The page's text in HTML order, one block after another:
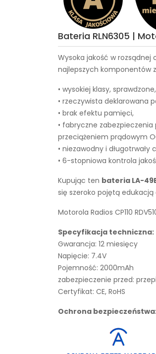
Bateria RLN6305 |
Wysoka jakość w
najlepszych komponentów
• wysokiej klasy,
• rzeczywista deklarowana
• brak efektu pamięci,
• fabryczne zabezpieczenia
przeciążeniem prądowym
• niezawodny i
• 6-stopniowa kontrola
Kupując ten bateria LA-
się szeroko pojętą
Motorola Radios CP110
Specyfikacja techniczna:
Gwarancja: 12 miesięcy
Napięcie: 7.4V
Pojemność: 2000mAh
zabezpieczenie przed:
Certyfikat: CE, RoHS
Ochrona